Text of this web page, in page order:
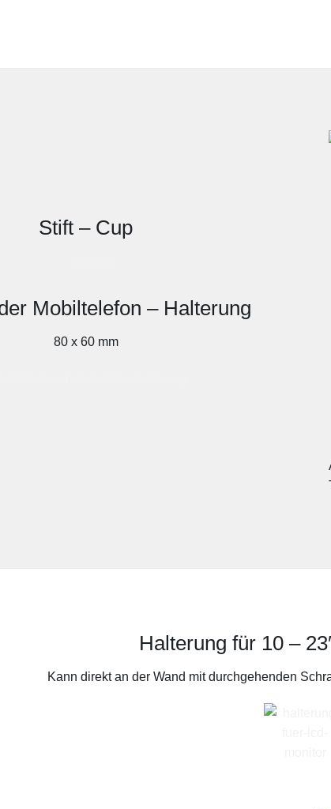
Stift – Cup
Mobiltelefon – Halterung
80 x 60 mm
Halterung für 10 –
Kann direkt an der Wand mit durchgehenden